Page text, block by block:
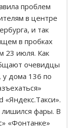
проблем
в центре
и так
в пробках
23 июля. Как
очевидцы
дома 136 по
«Яндекс.Такси».
лишился фары. В
«Фонтанке»